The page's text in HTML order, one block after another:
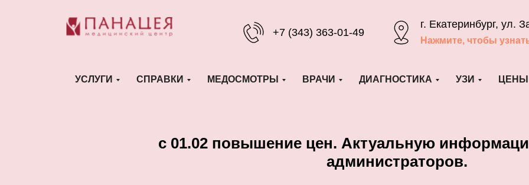
+7 (343) 363-01-49
г. Екатеринбург, ул.
Нажмите, чтобы
УСЛУГИ СПРАВКИ МЕДОСМОТРЫ ВРАЧИ ДИАГНОСТИКА УЗИ ЦЕНЫ
c 01.02 повышение цен. Актуальную
администраторов.